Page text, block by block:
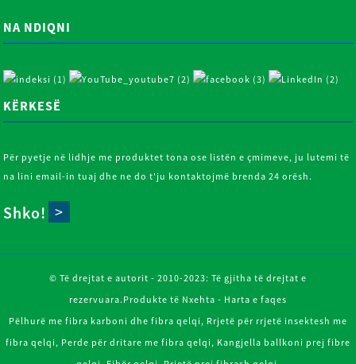
NA NDIQNI
KËRKESË
Për pyetje në lidhje me produktet tona ose listën e çmimeve, ju lutemi të
na lini email-in tuaj dhe ne do t'ju kontaktojmë brenda 24 orësh.
Shko!
© Të drejtat e autorit - 2010-2023: Të gjitha të drejtat e
rezervuara. Produkte të Nxehta - Harta e faqes
Pëlhurë me fibra karboni dhe fibra qelqi , Rrjetë për rrjetë insektesh me
fibra qelqi , Perde për dritare me fibra qelqi , Kangjella ballkoni prej fibre